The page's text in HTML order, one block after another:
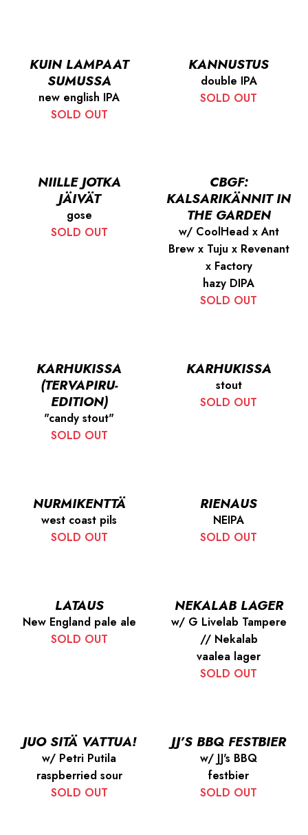
KUIN LAMPAAT
SUMUSSA
new english IPA
SOLD OUT
KANNUSTUS
double IPA
SOLD OUT
NIILLE JOTKA
JÄIVÄT
gose
SOLD OUT
CBGF:
KALSARIKÄNNIT IN
THE GARDEN
w/ CoolHead x Ant
Brew x Tuju x Revenant
x Factory
hazy DIPA
SOLD OUT
KARHUKISSA
(TERVAPIRU-
EDITION)
"candy stout"
SOLD OUT
KARHUKISSA
stout
SOLD OUT
NURMIKENTTÄ
west coast pils
SOLD OUT
RIENAUS
NEIPA
SOLD OUT
LATAUS
New England pale ale
SOLD OUT
NEKALAB LAGER
w/ G Livelab Tampere
// Nekalab
vaalea lager
SOLD OUT
JUO SITÄ VATTUA!
w/ Petri Putila
raspberried sour
SOLD OUT
JJ’S BBQ FESTBIER
w/ JJ's BBQ
festbier
SOLD OUT